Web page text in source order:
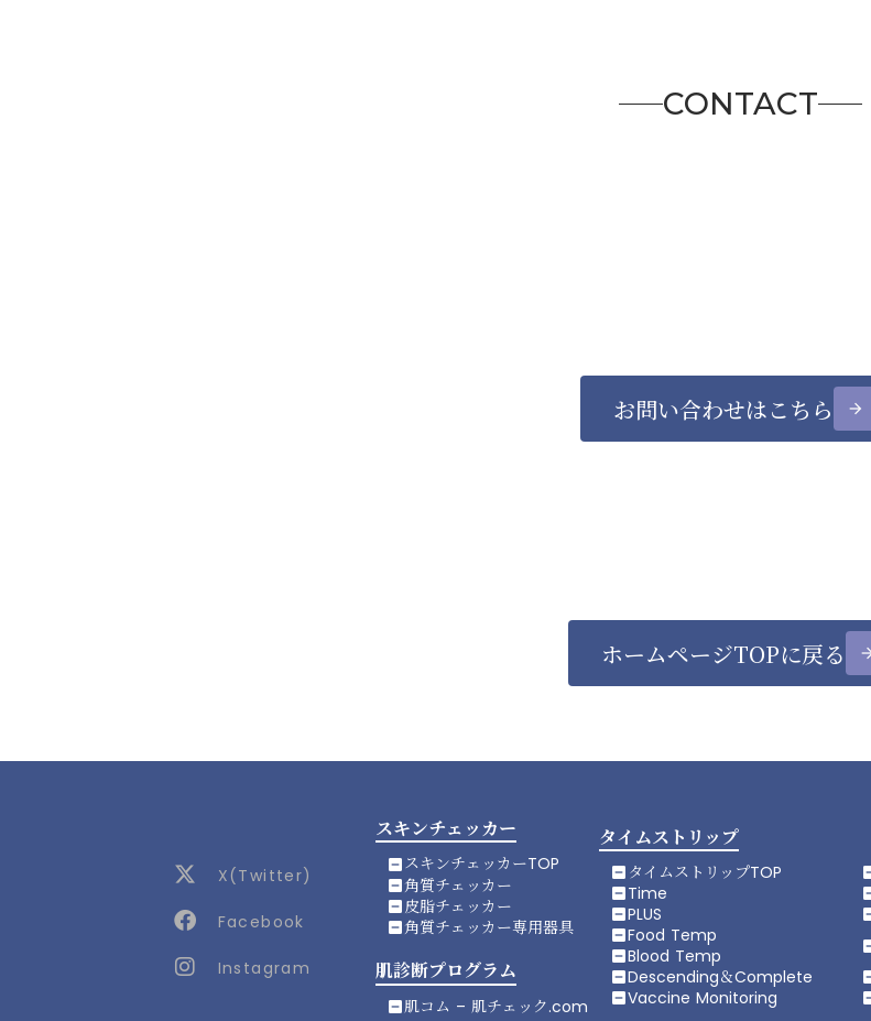
CONTACT
お問い合わせはこちら arrow_forward
ホームページTOPに戻る
X(Twitter)
@smartchip_Inc
Facebook
Smartchip Inc.
Instagram
スキンチェッカー
indeterminate_check_boxスキンチェッカーTOP
indeterminate_check_box角質チェッカー
indeterminate_check_box皮脂チェッカー
indeterminate_check_box角質チェッカー専用器具
肌診断プログラム
indeterminate_check_box肌コム – 肌チェック.com
タイムストリップ
indeterminate_check_box タイムストリップTOP
indeterminate_check_boxTime
indeterminate_check_boxPLUS
indeterminate_check_boxFood Temp
indeterminate_check_boxBlood Temp
indeterminate_check_boxDescending＆Complete
indeterminate_check_boxVaccine Monitoring